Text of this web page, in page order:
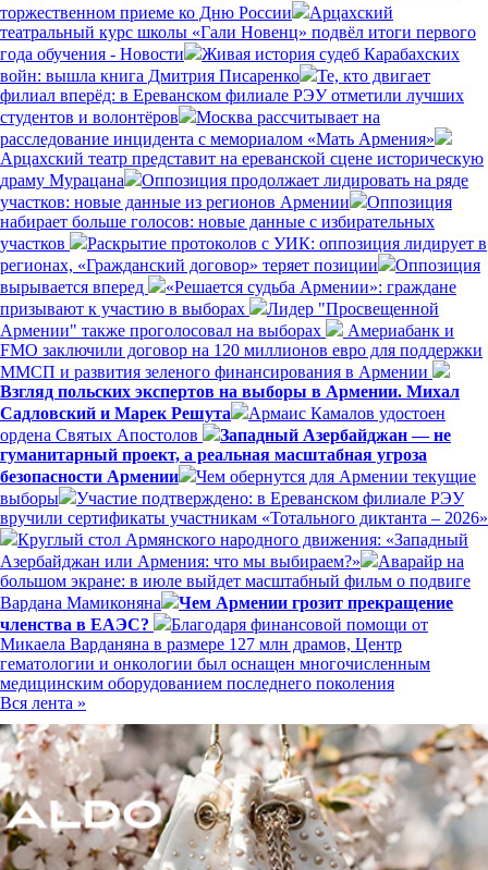
торжественном приеме ко Дню России
Арцахский
театральный курс школы «Гали Новенц» подвёл итоги первого
года обучения - Новости
Живая история судеб Карабахских
войн: вышла книга Дмитрия Писаренко
Те, кто двигает
филиал вперёд: в Ереванском филиале РЭУ отметили лучших
студентов и волонтёров
Москва рассчитывает на
расследование инцидента с мемориалом «Мать Армения»
Арцахский театр представит на ереванской сцене историческую
драму Мурацана
Оппозиция продолжает лидировать на ряде
участков: новые данные из регионов Армении
Оппозиция
набирает больше голосов: новые данные с избирательных
участков
Раскрытие протоколов с УИК: оппозиция лидирует в
регионах, «Гражданский договор» теряет позиции
Оппозиция
вырывается вперед
«Решается судьба Армении»: граждане
призывают к участию в выборах
Лидер "Просвещенной
Армении" также проголосовал на выборах
Америабанк и
FMO заключили договор на 120 миллионов евро для поддержки
ММСП и развития зеленого финансирования в Армении
Взгляд польских экспертов на выборы в Армении. Михал
Садловский и Марек Решута
Армаис Камалов удостоен
ордена Святых Апостолов
Западный Азербайджан — не
гуманитарный проект, а реальная масштабная угроза
безопасности Армении
Чем обернутся для Армении текущие
выборы
Участие подтверждено: в Ереванском филиале РЭУ
вручили сертификаты участникам «Тотального диктанта – 2026»
Круглый стол Армянского народного движения: «Западный
Азербайджан или Армения: что мы выбираем?»
Аварайр на
большом экране: в июле выйдет масштабный фильм о подвиге
Вардана Мамиконяна
Чем Армении грозит прекращение
членства в ЕАЭС?
Благодаря финансовой помощи от
Микаела Варданяна в размере 127 млн драмов, Центр
гематологии и онкологии был оснащен многочисленным
медицинским оборудованием последнего поколения
Вся лента »